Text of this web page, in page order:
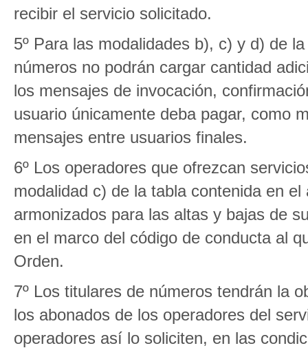
recibir el servicio solicitado.
5º Para las modalidades b), c) y d) de
números no podrán cargar cantidad
los mensajes de invocación,
usuario únicamente deba pagar, como
mensajes entre usuarios finales.
6º Los operadores que ofrezcan
modalidad c) de la tabla contenida en
armonizados para las altas y bajas de
en el marco del código de conducta al
Orden.
7º Los titulares de números tendrán la
los abonados de los operadores del
operadores así lo soliciten, en las